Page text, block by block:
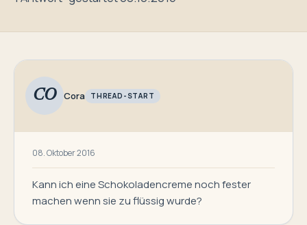
CO Cora THREAD-START
08. Oktober 2016
Kann ich eine Schokoladencreme noch fester
machen wenn sie zu flüssig wurde?